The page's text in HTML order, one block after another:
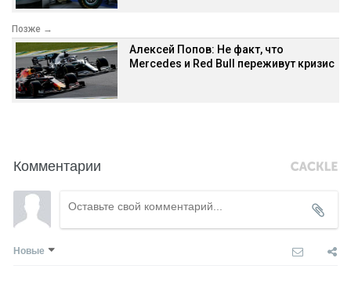
Позже →
Алексей Попов: Не факт, что
Mercedes и Red Bull переживут кризис
Комментарии
Новые